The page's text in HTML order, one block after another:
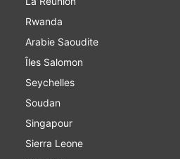
Rwanda
Arabie Saoudite
Îles Salomon
Seychelles
Soudan
Singapour
Sierra Leone